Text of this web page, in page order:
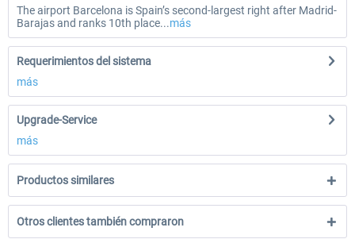
The airport Barcelona is Spain’s second-largest right after Madrid-
Barajas and ranks 10th place...más
Requerimientos del sistema
más
Upgrade-Service
más
Productos similares
Otros clientes también compraron